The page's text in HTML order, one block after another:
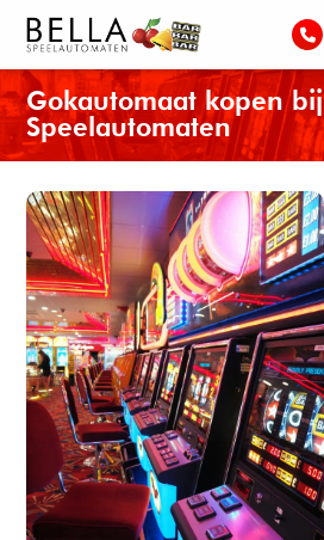
Gokautomaat kopen
Speelautomaten